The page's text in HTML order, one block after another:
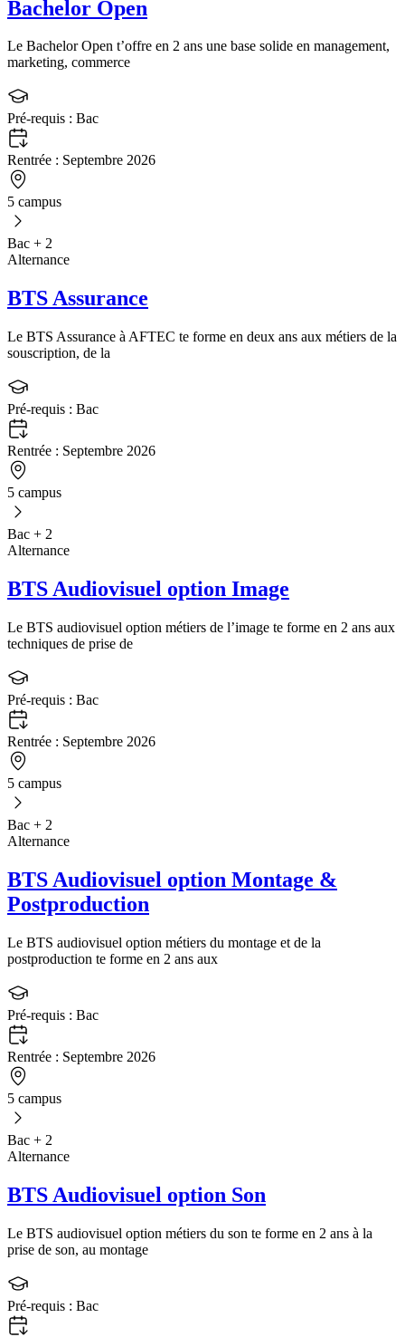
Bachelor Open
Le Bachelor Open t’offre en 2 ans une base solide en management,
marketing, commerce
Pré-requis : Bac
Rentrée : Septembre 2026
5 campus
Bac + 2
Alternance
BTS Assurance
Le BTS Assurance à AFTEC te forme en deux ans aux métiers de la
souscription, de la
Pré-requis : Bac
Rentrée : Septembre 2026
5 campus
Bac + 2
Alternance
BTS Audiovisuel option Image
Le BTS audiovisuel option métiers de l’image te forme en 2 ans aux
techniques de prise de
Pré-requis : Bac
Rentrée : Septembre 2026
5 campus
Bac + 2
Alternance
BTS Audiovisuel option Montage &
Postproduction
Le BTS audiovisuel option métiers du montage et de la
postproduction te forme en 2 ans aux
Pré-requis : Bac
Rentrée : Septembre 2026
5 campus
Bac + 2
Alternance
BTS Audiovisuel option Son
Le BTS audiovisuel option métiers du son te forme en 2 ans à la
prise de son, au montage
Pré-requis : Bac